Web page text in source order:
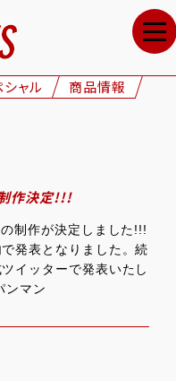
シャル 商品情報
制作決定!!!
制作が決定しました!!!
発表となりました。続
イッターで発表いたし
ンマン